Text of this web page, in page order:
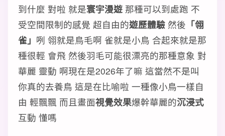
到什麼 對啦 就是寰宇漫遊 那種可以到處跑 不
受空間限制的感覺 超自由的遊歷體驗 然後 「翎
雀」 咧 翎就是鳥毛啊 雀就是小鳥 合起來就是那
種很輕 會飛 然後羽毛可能很漂亮的那種意象 對
華麗 靈動 啊現在是2026年了嘛 這當然不是叫
你真的去養鳥 這是在比喻啦 一種像小鳥一樣自
由 輕飄飄 而且畫面視覺效果爆幹華麗的沉浸式
互動 懂嗎